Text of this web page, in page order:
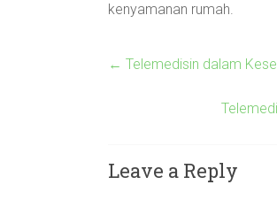
kenyamanan rumah.
← Telemedisin dalam
Leave a Reply